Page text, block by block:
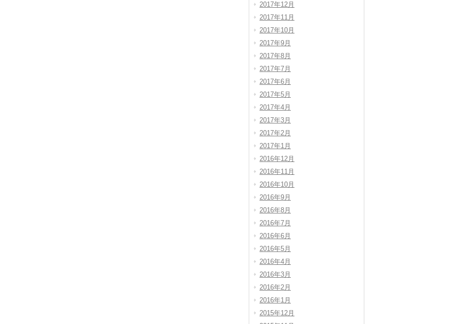
2017年12月
2017年11月
2017年10月
2017年9月
2017年8月
2017年7月
2017年6月
2017年5月
2017年4月
2017年3月
2017年2月
2017年1月
2016年12月
2016年11月
2016年10月
2016年9月
2016年8月
2016年7月
2016年6月
2016年5月
2016年4月
2016年3月
2016年2月
2016年1月
2015年12月